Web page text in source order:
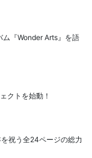
ム『Wonder Arts』を語
クトを始動！
を祝う全24ページの総力